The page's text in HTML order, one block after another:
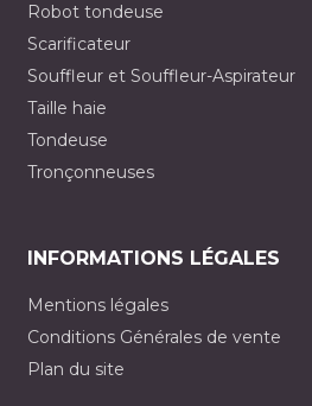
Robot tondeuse
Scarificateur
Souffleur et Souffleur-Aspirateur
Taille haie
Tondeuse
Tronçonneuses
INFORMATIONS LÉGALES
Mentions légales
Conditions Générales de vente
Plan du site